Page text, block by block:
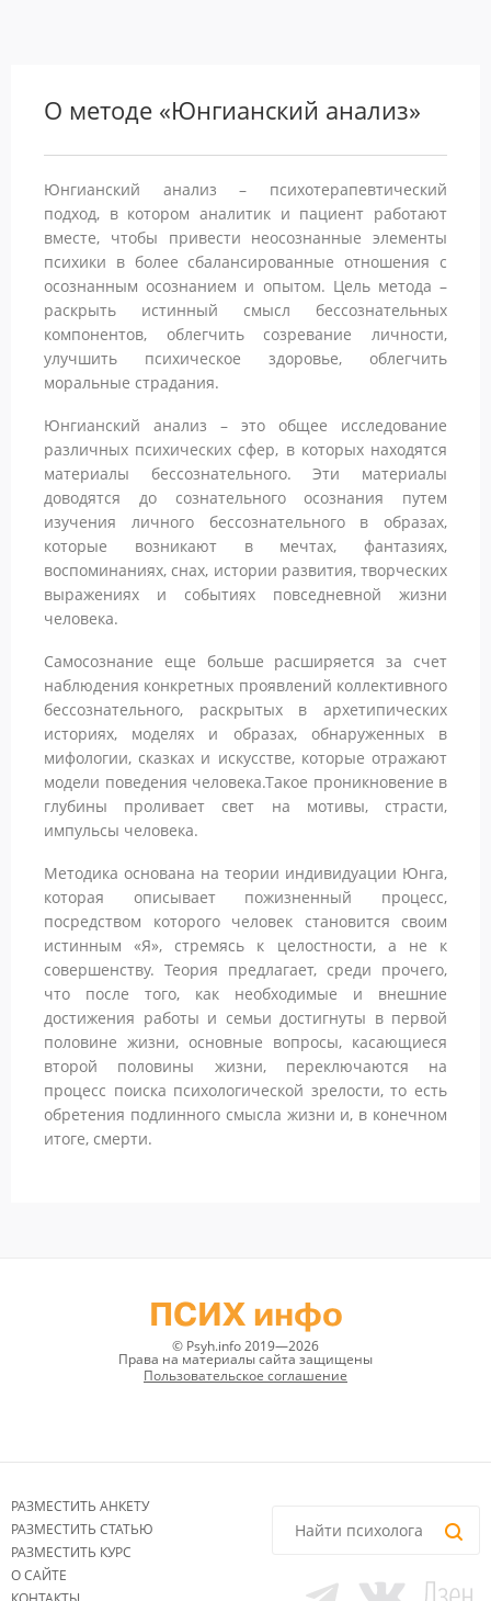
О методе «Юнгианский анализ»
Юнгианский анализ – психотерапевтический
подход, в котором аналитик и пациент работают
вместе, чтобы привести неосознанные элементы
психики в более сбалансированные отношения с
осознанным осознанием и опытом. Цель метода –
раскрыть истинный смысл бессознательных
компонентов, облегчить созревание личности,
улучшить психическое здоровье, облегчить
моральные страдания.
Юнгианский анализ – это общее исследование
различных психических сфер, в которых находятся
материалы бессознательного. Эти материалы
доводятся до сознательного осознания путем
изучения личного бессознательного в образах,
которые возникают в мечтах, фантазиях,
воспоминаниях, снах, истории развития, творческих
выражениях и событиях повседневной жизни
человека.
Самосознание еще больше расширяется за счет
наблюдения конкретных проявлений коллективного
бессознательного, раскрытых в архетипических
историях, моделях и образах, обнаруженных в
мифологии, сказках и искусстве, которые отражают
модели поведения человека.Такое проникновение в
глубины проливает свет на мотивы, страсти,
импульсы человека.
Методика основана на теории индивидуации Юнга,
которая описывает пожизненный процесс,
посредством которого человек становится своим
истинным «Я», стремясь к целостности, а не к
совершенству. Теория предлагает, среди прочего,
что после того, как необходимые и внешние
достижения работы и семьи достигнуты в первой
половине жизни, основные вопросы, касающиеся
второй половины жизни, переключаются на
процесс поиска психологической зрелости, то есть
обретения подлинного смысла жизни и, в конечном
итоге, смерти.
ПСИХ инфо
© Psyh.info 2019—2026
Права на материалы сайта защищены
Пользовательское соглашение
РАЗМЕСТИТЬ АНКЕТУ
РАЗМЕСТИТЬ СТАТЬЮ
РАЗМЕСТИТЬ КУРС
О САЙТЕ